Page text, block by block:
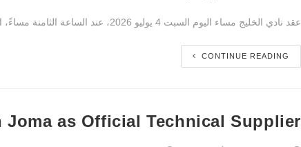
عقد نادي الخليج مساء اليوم السبت 4 يوليو 2026، عند الساعة الثامنة مساءً، المؤتمر الصحفي الخاص بتقديم المدير الفني الجديد للفريق الأول لكرة القدم، البرتغالي جوزيه جوميز، وذلك في بهو…
CONTINUE READING
as Official Technical Supplier